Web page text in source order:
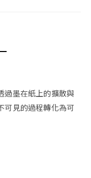
過墨在紙上的擴散與
可見的過程轉化為可